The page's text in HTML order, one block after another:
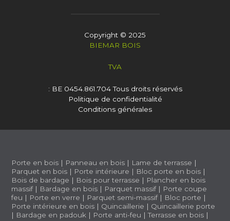
Copyright © 2025
BIEMAR BOIS
TVA
: BE 0454.861.704Tous droits réservés
Politique de confidentialité
Conditions générales
Porte en bois | Panneau en bois | Lame de terrasse |
Parquet en bois | Porte intérieure | Bloc porte en bois |
Bois de bardage | Bois pour terrasse | Plancher en bois
massif| Bardage en bois | Parquet massif| Porte coupe
feu | Porte en verre | Parquet semi-massif| Bloc porte |
Porte intérieure en bois | Quincaillerie | Quincaillerie porte
| Bardage en padouk | Porte anti-feu |Terrasse en bois |